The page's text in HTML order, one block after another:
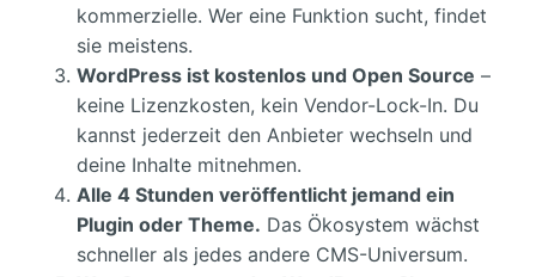
kommerzielle. Wer eine Funktion sucht, findet
sie meistens.
WordPress ist kostenlos und Open Source –
keine Lizenzkosten, kein Vendor-Lock-In. Du
kannst jederzeit den Anbieter wechseln und
deine Inhalte mitnehmen.
Alle 4 Stunden veröffentlicht jemand ein
Plugin oder Theme. Das Ökosystem wächst
schneller als jedes andere CMS-Universum.